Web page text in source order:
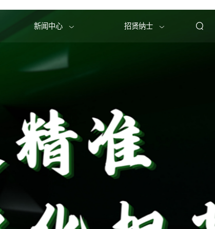
服务中心 新闻中心